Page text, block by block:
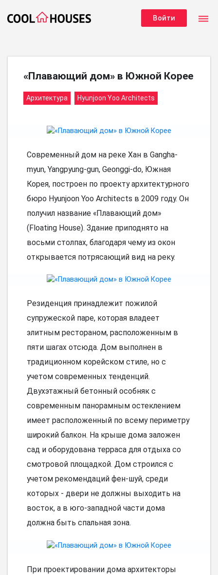
Войти dehaze
«Плавающий дом» в Южной Корее
Архитектура Hyunjoon Yoo Architects
Современный дом на реке Хан в Gangha-
myun, Yangpyung-gun, Geonggi-do, Южная
Корея, построен по проекту архитектурного
бюро Hyunjoon Yoo Architects в 2009 году. Он
получил название «Плавающий дом»
(Floating House). Здание приподнято на
восьми столпах, благодаря чему из окон
открывается потрясающий вид на реку.
Резиденция принадлежит пожилой
супружеской паре, которая владеет
элитным рестораном, расположенным в
пяти шагах отсюда. Дом выполнен в
традиционном корейском стиле, но с
учетом современных тенденций.
Двухэтажный бетонный особняк с
современным панорамным остеклением
имеет расположенный по всему периметру
широкий балкон. На крыше дома заложен
сад и оборудована терраса для отдыха со
смотровой площадкой. Дом строился с
учетом рекомендаций фен-шуй, среди
которых - двери не должны выходить на
восток, а в юго-западной части дома
должна быть спальная зона.
При проектировании дома архитекторы